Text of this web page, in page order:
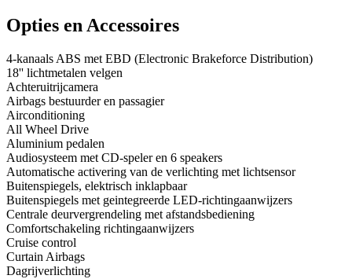
Opties en Accessoires
4-kanaals ABS met EBD (Electronic Brakeforce Distribution)
18'' lichtmetalen velgen
Achteruitrijcamera
Airbags bestuurder en passagier
Airconditioning
All Wheel Drive
Aluminium pedalen
Audiosysteem met CD-speler en 6 speakers
Automatische activering van de verlichting met lichtsensor
Buitenspiegels, elektrisch inklapbaar
Buitenspiegels met geintegreerde LED-richtingaanwijzers
Centrale deurvergrendeling met afstandsbediening
Comfortschakeling richtingaanwijzers
Cruise control
Curtain Airbags
Dagrijverlichting